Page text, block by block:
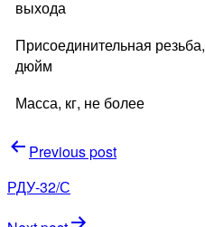
выхода
Присоединительная резьба,
дюйм
Масса, кг, не более
Навигация
по
записям
Previous post
РДУ-32/С